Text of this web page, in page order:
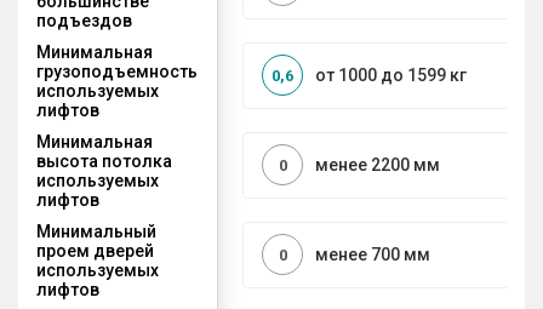
подъездов
Минимальная
грузоподъемность
используемых
лифтов
от 1000 до 1599 кг
0,6
Минимальная
высота потолка
используемых
лифтов
менее 2200 мм
0
Минимальный
проем дверей
используемых
лифтов
менее 700 мм
0